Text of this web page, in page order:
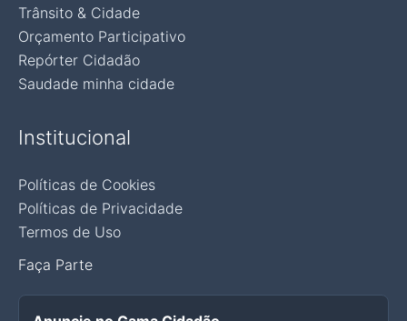
Trânsito & Cidade
Orçamento Participativo
Repórter Cidadão
Saudade minha cidade
Institucional
Políticas de Cookies
Políticas de Privacidade
Termos de Uso
Faça Parte